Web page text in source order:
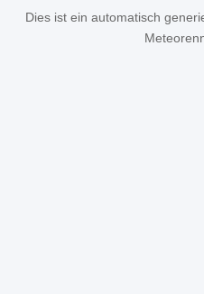
Dies ist ein automatisch